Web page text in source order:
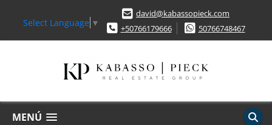
Select Language ▼
david@kabassopieck.com
+50766179666
50766748467
MENÚ